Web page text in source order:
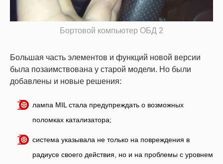
Бортовой компьютер ОБД 2
Большая часть элементов и функций новой версии
была позаимствована у старой модели. Но были
добавлены и новые решения:
лампа MIL стала предупреждать о возможных
поломках катализатора;
система указывала не только на повреждения в
радиусе своего действия, но и на проблемы с уровнем